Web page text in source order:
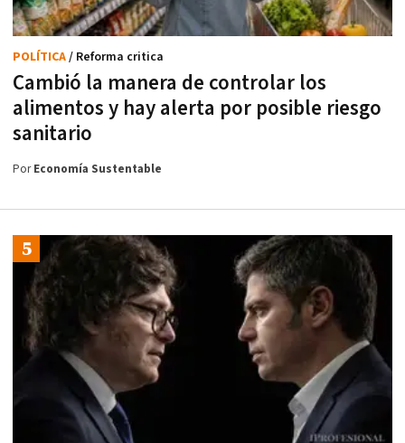
Cambió la manera de controlar los
alimentos y hay alerta por posible riesgo
sanitario
POLÍTICA/ Reforma critica
PorEconomía Sustentable